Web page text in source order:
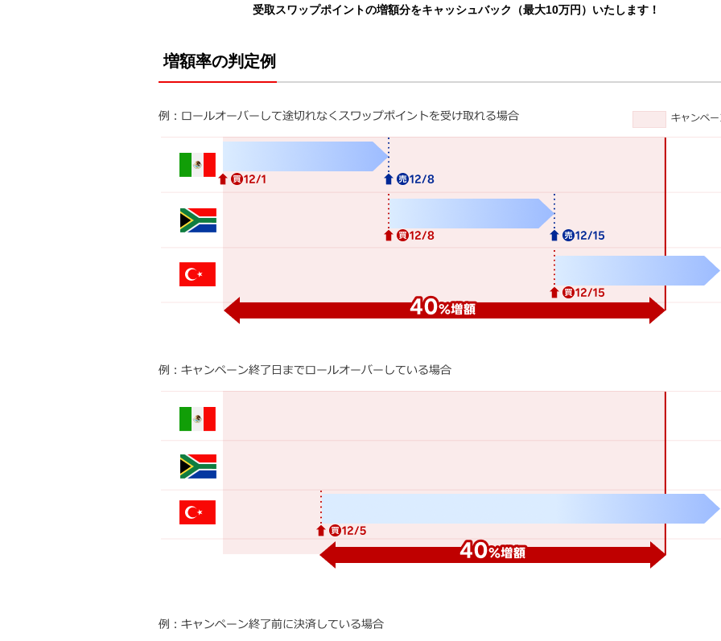
受取スワップポイントの増額分をキャッシュバック（最大10万円）いたします！
増額率の判定例